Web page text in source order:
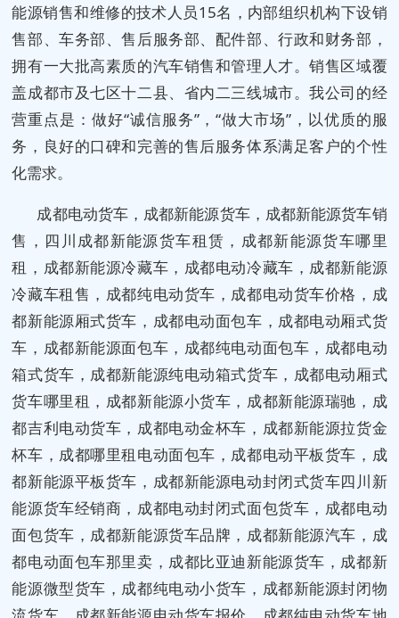
能源销售和维修的技术人员15名，内部组织机构下设销
售部、车务部、售后服务部、配件部、行政和财务部，
拥有一大批高素质的汽车销售和管理人才。销售区域覆
盖成都市及七区十二县、省内二三线城市。我公司的经
营重点是：做好“诚信服务”，“做大市场”，以优质的服
务，良好的口碑和完善的售后服务体系满足客户的个性
化需求。
成都电动货车，成都新能源货车，成都新能源货车销
售，四川成都新能源货车租赁，成都新能源货车哪里
租，成都新能源冷藏车，成都电动冷藏车，成都新能源
冷藏车租售，成都纯电动货车，成都电动货车价格，成
都新能源厢式货车，成都电动面包车，成都电动厢式货
车，成都新能源面包车，成都纯电动面包车，成都电动
箱式货车，成都新能源纯电动箱式货车，成都电动厢式
货车哪里租，成都新能源小货车，成都新能源瑞驰，成
都吉利电动货车，成都电动金杯车，成都新能源拉货金
杯车，成都哪里租电动面包车，成都电动平板货车，成
都新能源平板货车，成都新能源电动封闭式货车四川新
能源货车经销商，成都电动封闭式面包货车，成都电动
面包货车，成都新能源货车品牌，成都新能源汽车，成
都电动面包车那里卖，成都比亚迪新能源货车，成都新
能源微型货车，成都纯电动小货车，成都新能源封闭物